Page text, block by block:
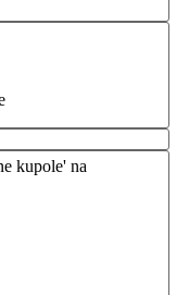
kupole' na